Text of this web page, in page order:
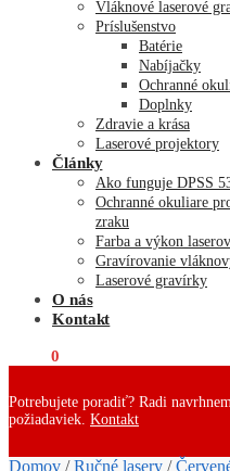
Vláknové laserové
Príslušenstvo
Batérie
Nabíjačky
Ochranné
Doplnky
Zdravie a krása
Laserové projektory
Články
Ako funguje DPSS
Ochranné okuliare
zraku
Farba a výkon laserov
Gravírovanie
Laserové gravírky
O nás
Kontakt
0
Potrebujete poradiť? Radi
požiadaviek. Kontakt
Domov /Ručné lasery /